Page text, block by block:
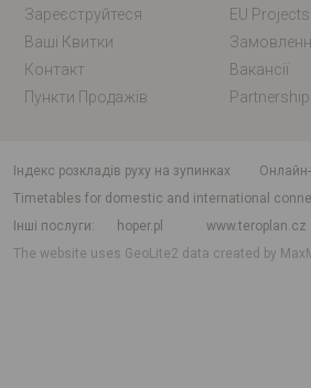
Зареєструйтеся
EU Projects
Ваші Квитки
Контакт
Вакансії
Пункти Продажів
Partnership
індекс розкладів руху на зупинках
Timetables for domestic and international
Інші послуги
hoper.pl www.teroplan.cz
The website uses GeoLite2 data created by